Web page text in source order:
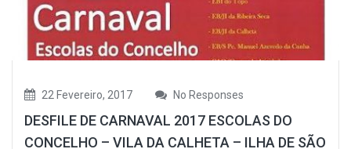
22 Fevereiro, 2017 No Responses
DESFILE DE CARNAVAL 2017 ESCOLAS DO
CONCELHO – VILA DA CALHETA – ILHA DE SÃO